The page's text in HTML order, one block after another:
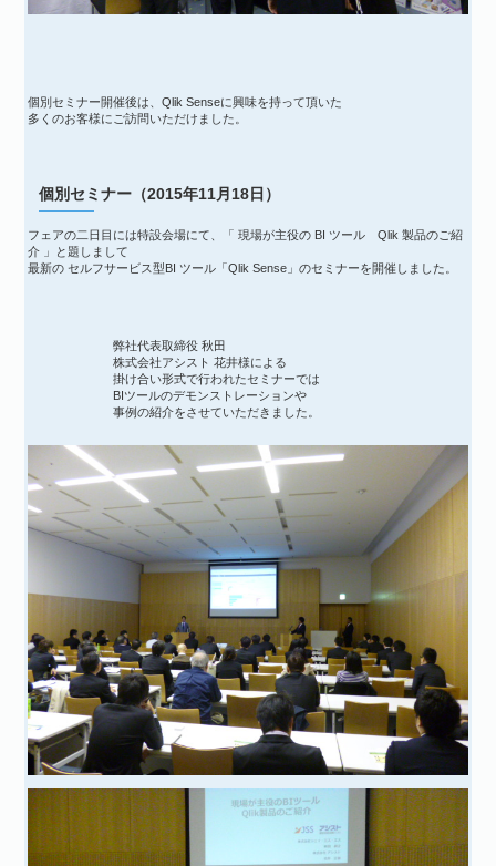
個別セミナー開催後は、Qlik Senseに興味を持って頂いた
多くのお客様にご訪問いただけました。
個別セミナー（2015年11月18日）
フェアの二日目には特設会場にて、「 現場が主役の BI ツール Qlik 製品のご紹
介 」と題しまして
最新の セルフサービス型BI ツール「Qlik Sense」のセミナーを開催しました。
弊社代表取締役 秋田
株式会社アシスト 花井様による
掛け合い形式で行われたセミナーでは
BIツールのデモンストレーションや
事例の紹介をさせていただきました。